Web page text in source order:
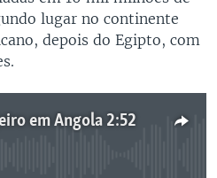
lugar no continente
depois do Egipto, com
em Angola 2:52
currently available